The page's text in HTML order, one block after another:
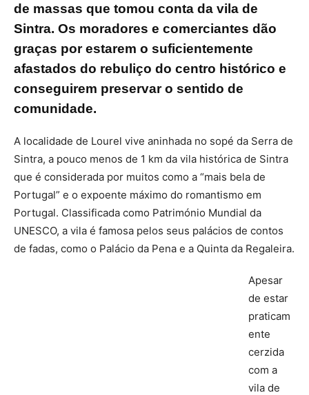
de massas que tomou conta da vila de
Sintra. Os moradores e comerciantes dão
graças por estarem o suficientemente
afastados do rebuliço do centro histórico e
conseguirem preservar o sentido de
comunidade.
A localidade de Lourel vive aninhada no sopé da Serra de
Sintra, a pouco menos de 1 km da vila histórica de Sintra
que é considerada por muitos como a “mais bela de
Portugal” e o expoente máximo do romantismo em
Portugal. Classificada como Património Mundial da
UNESCO, a vila é famosa pelos seus palácios de contos
de fadas, como o Palácio da Pena e a Quinta da Regaleira.
Apesar
de estar
praticam
ente
cerzida
com a
vila de